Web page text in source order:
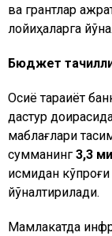
ва грантлар
лойиҳаларга
Бюджет
Осиё тараққиёт
дастур
маблағлари
сумманинг3,3
қисмидан
йўналтирилади.
Мамлакатда